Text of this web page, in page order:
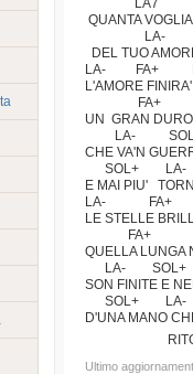
LA7
QUANTA
LA-
DEL TUO
LA- FA+
L'AMORE
FA+
UN GRAN
LA-
CHE VA'N
SOL+ LA-
E MAI PIU'
LA- FA+
LE STELLE
FA+
QUELLA LUNGA
LA-
SON FINITE E
SOL+ LA-
D'UNA MANO
Ultimo